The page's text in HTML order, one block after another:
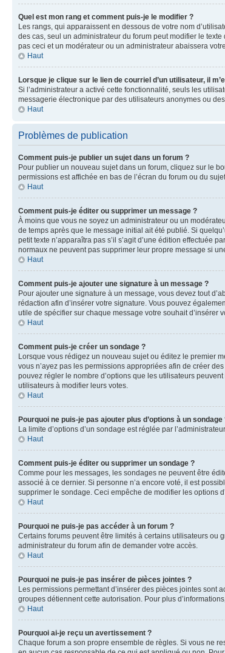
Quel est mon rang et comment puis-je le modifier ?
Les rangs, qui apparaissent en dessous de votre nom
des cas, seul un administrateur du forum peut modifier le
pas ceci et un modérateur ou un administrateur abaissera
Haut
Lorsque je clique sur le lien de courriel d’un utilisateur, il
Si l’administrateur a activé cette fonctionnalité, seuls les
messagerie électronique par des utilisateurs anonymes ou des
Haut
Problèmes de publication
Comment puis-je publier un sujet dans un forum ?
Pour publier un nouveau sujet dans un forum, cliquez sur le
permissions est affichée en bas de l’écran du forum ou du
Haut
Comment puis-je éditer ou supprimer un message ?
À moins que vous ne soyez un administrateur ou un
de temps après que le message initial ait été publié. Si
petit texte n’apparaîtra pas s’il s’agit d’une édition
normaux ne peuvent pas supprimer leur propre message si
Haut
Comment puis-je ajouter une signature à un message ?
Pour ajouter une signature à un message, vous devez tout
rédaction afin d’insérer votre signature. Vous pouvez
utile de spécifier sur chaque message votre souhait d’insérer
Haut
Comment puis-je créer un sondage ?
Lorsque vous rédigez un nouveau sujet ou éditez le premier
vous n’ayez pas les permissions appropriées afin de créer
pouvez régler le nombre d’options que les utilisateurs
utilisateurs à modifier leurs votes.
Haut
Pourquoi ne puis-je pas ajouter plus d’options à un sondage
La limite d’options d’un sondage est réglée par
Haut
Comment puis-je éditer ou supprimer un sondage ?
Comme pour les messages, les sondages ne peuvent être
associé à ce dernier. Si personne n’a encore voté, il est
supprimer le sondage. Ceci empêche de modifier les options
Haut
Pourquoi ne puis-je pas accéder à un forum ?
Certains forums peuvent être limités à certains utilisateurs ou
administrateur du forum afin de demander votre accès.
Haut
Pourquoi ne puis-je pas insérer de pièces jointes ?
Les permissions permettant d’insérer des pièces jointes sont
groupes détiennent cette autorisation. Pour plus
Haut
Pourquoi ai-je reçu un avertissement ?
Chaque forum a son propre ensemble de règles. Si vous ne